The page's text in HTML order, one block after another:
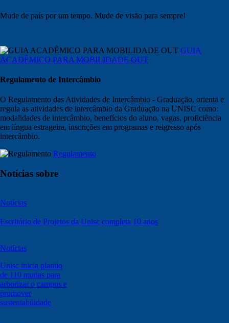
Mude de país por um tempo. Mude de visão para sempre!
GUIA
ACADÊMICO PARA MOBILIDADE OUT
Regulamento de Intercâmbio
O Regulamento das Atividades de Intercâmbio - Graduação, orienta e
regula as atividades de intercâmbio da Graduação na UNISC como:
modalidades de intercâmbio, benefícios do aluno, vagas, proficiência
em língua estrageira, inscrições em programas e reigresso após
intercâmbio.
Regulamento
Notícias sobre
Notícias
Escritório de Projetos da Unisc completa 10 anos
Notícias
Unisc inicia plantio
de 110 mudas para
arborizar o campus e
promover
sustentabilidade